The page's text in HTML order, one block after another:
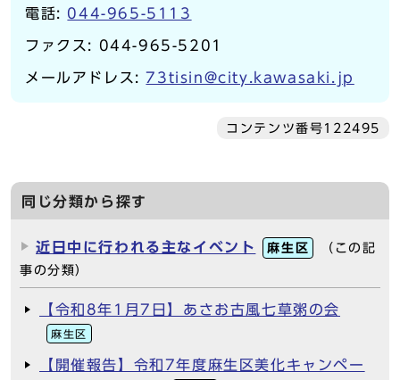
電話: 044-965-5113
ファクス: 044-965-5201
メールアドレス:73tisin@city.kawasaki.jp
コンテンツ番号122495
同じ分類から探す
近日中に行われる主なイベント 麻生区
（この記
事の分類）
【令和8年1月7日】あさお古風七草粥の会
麻生区
【開催報告】令和7年度麻生区美化キャンペー